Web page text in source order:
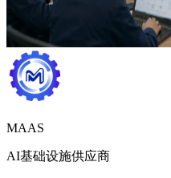
台，为后续碳资产管理、工
助决策打下基础。
MAAS
AI基础设施供应商